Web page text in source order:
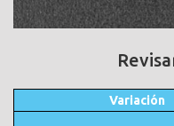
Variación